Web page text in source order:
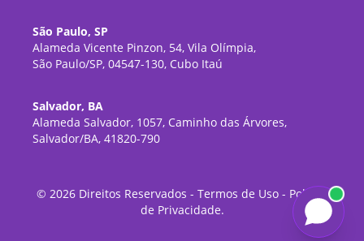
São Paulo, SP
Alameda Vicente Pinzon, 54, Vila Olímpia,
São Paulo/SP, 04547-130, Cubo Itaú
Salvador, BA
Alameda Salvador, 1057, Caminho das Árvores,
Salvador/BA, 41820-790
© 2026Direitos Reservados - Termos de Uso- Política
de Privacidade.